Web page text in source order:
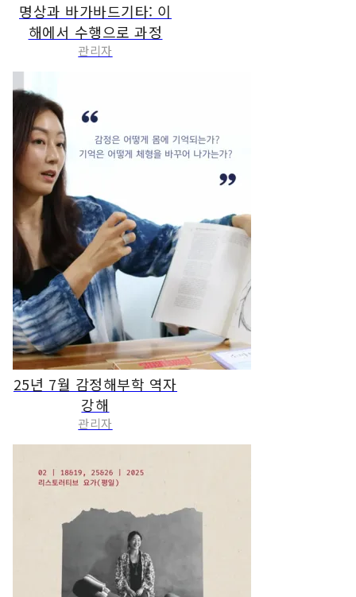
명상과 바가바드기타: 이
해에서 수행으로 과정
관리자
25년 7월 감정해부학 역자
강해
관리자